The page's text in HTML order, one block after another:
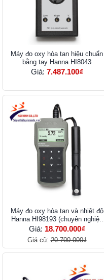
Máy đo oxy hòa tan hiệu chuẩn
bằng tay Hanna HI8043
Giá: 7.487.100₫
Máy đo oxy hòa tan và nhiệt độ
Hanna HI98193 (chuyên nghiệp
cáp 4m)
Giá: 18.700.000₫
Giá cũ:20.700.000₫